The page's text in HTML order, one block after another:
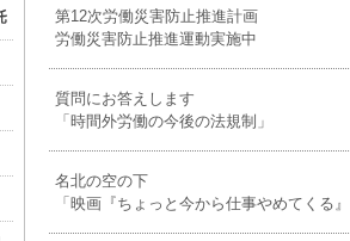
第12次労働災害防止推進計画
労働災害防止推進運動実施中
質問にお答えします
「時間外労働の今後の法規制」
名北の空の下
「映画『ちょっと今から仕事やめてくる